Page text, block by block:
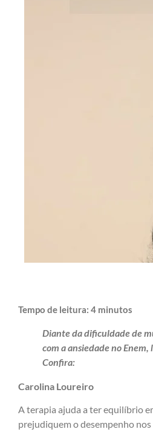
Tempo de leitura: 4 minutos
Diante da dificuldade de
com a ansiedade no Enem,
Confira:
Carolina Loureiro
A terapia ajuda a ter equilíbrio
prejudiquem o desempenho